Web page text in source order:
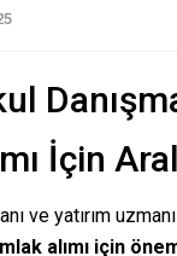
İçin
ve yatırım uzmanı
alımı için